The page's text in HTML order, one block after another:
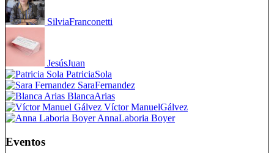
SilviaFranconetti
JesúsJuan
PatriciaSola
SaraFernandez
BlancaArias
Víctor ManuelGálvez
AnnaLaboria Boyer
Eventos